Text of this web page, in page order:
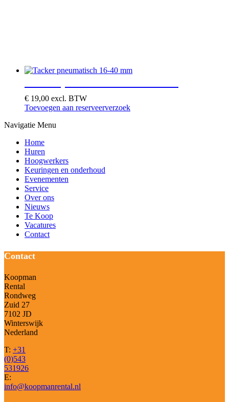
€ 19,00 excl. BTW
Toevoegen aan reserveerverzoek
Navigatie Menu
Home
Huren
Hoogwerkers
Keuringen en onderhoud
Evenementen
Service
Over ons
Nieuws
Te Koop
Vacatures
Contact
Contact
Koopman
Rental
Rondweg
Zuid 27
7102 JD
Winterswijk
Nederland
T: +31
(0)543
531926
E:
info@koopmanrental.nl